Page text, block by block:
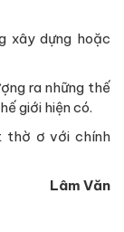
xây dựng hoặc
ra những thế
giới hiện có.
thờ ơ với chính
Lâm Văn